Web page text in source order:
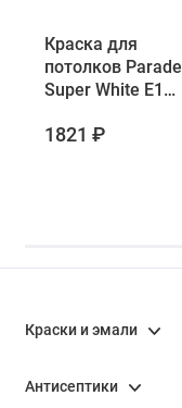
Краска для
потолков Parade
Super White E1
1821 ₽
Краски и эмали
Антисептики